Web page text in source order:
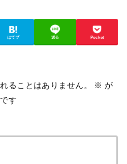
はてブ 送る Pocket
ることはありません。 ※ が
す